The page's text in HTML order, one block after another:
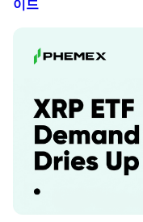
이드